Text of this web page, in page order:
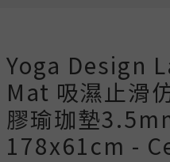
Yoga Design
Mat 吸濕止滑
膠瑜珈墊
178x61cm -